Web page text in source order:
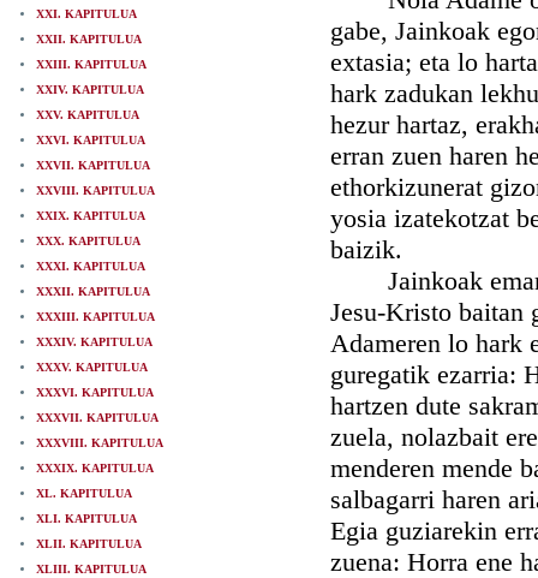
XXI. KAPITULUA
XXII. KAPITULUA
XXIII. KAPITULUA
XXIV. KAPITULUA
XXV. KAPITULUA
XXVI. KAPITULUA
XXVII. KAPITULUA
XXVIII. KAPITULUA
XXIX. KAPITULUA
XXX. KAPITULUA
XXXI. KAPITULUA
XXXII. KAPITULUA
XXXIII. KAPITULUA
XXXIV. KAPITULUA
XXXV. KAPITULUA
XXXVI. KAPITULUA
XXXVII. KAPITULUA
XXXVIII. KAPITULUA
XXXIX. KAPITULUA
XL. KAPITULUA
XLI. KAPITULUA
XLII. KAPITULUA
XLIII. KAPITULUA
gabe, Jainkoak
extasia; eta lo
hark zadukan
hezur hartaz,
erran zuen haren
ethorkizunerat
yosia izatekotzat
baizik.
Jainkoak eman
Jesu-Kristo baitan
Adameren lo hark
guregatik ezarria:
hartzen dute
zuela, nolazbait
menderen mende
salbagarri haren
Egia guziarekin
zuena: Horra ene